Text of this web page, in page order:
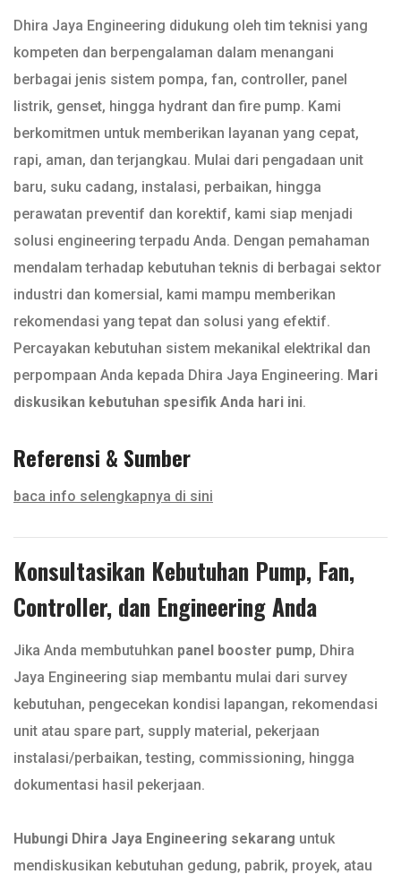
Dhira Jaya Engineering didukung oleh tim teknisi yang
kompeten dan berpengalaman dalam menangani
berbagai jenis sistem pompa, fan, controller, panel
listrik, genset, hingga hydrant dan fire pump. Kami
berkomitmen untuk memberikan layanan yang cepat,
rapi, aman, dan terjangkau. Mulai dari pengadaan unit
baru, suku cadang, instalasi, perbaikan, hingga
perawatan preventif dan korektif, kami siap menjadi
solusi engineering terpadu Anda. Dengan pemahaman
mendalam terhadap kebutuhan teknis di berbagai sektor
industri dan komersial, kami mampu memberikan
rekomendasi yang tepat dan solusi yang efektif.
Percayakan kebutuhan sistem mekanikal elektrikal dan
perpompaan Anda kepada Dhira Jaya Engineering. Mari
diskusikan kebutuhan spesifik Anda hari ini.
Referensi & Sumber
baca info selengkapnya di sini
Konsultasikan Kebutuhan Pump, Fan,
Controller, dan Engineering Anda
Jika Anda membutuhkan panel booster pump, Dhira
Jaya Engineering siap membantu mulai dari survey
kebutuhan, pengecekan kondisi lapangan, rekomendasi
unit atau spare part, supply material, pekerjaan
instalasi/perbaikan, testing, commissioning, hingga
dokumentasi hasil pekerjaan.
Hubungi Dhira Jaya Engineering sekarang untuk
mendiskusikan kebutuhan gedung, pabrik, proyek, atau